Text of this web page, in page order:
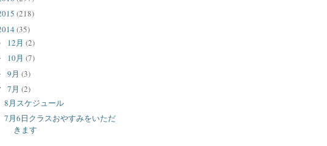
(218)
(35)
12月 (2)
10月 (7)
9月 (3)
7月 (2)
8月スケジュール
7月6日クラスおやすみをいただ
きます